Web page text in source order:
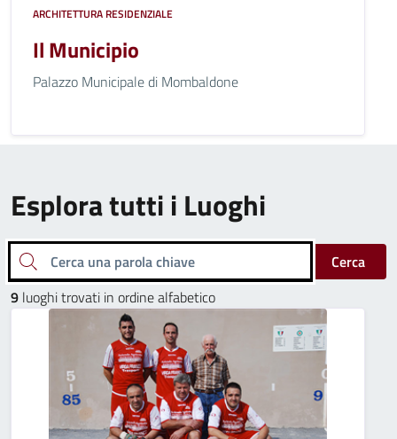
ARCHITETTURA RESIDENZIALE
Il Municipio
Palazzo Municipale di Mombaldone
Esplora tutti i Luoghi
Cerca una parola chiave
Cerca
9 luoghi trovati in ordine alfabetico